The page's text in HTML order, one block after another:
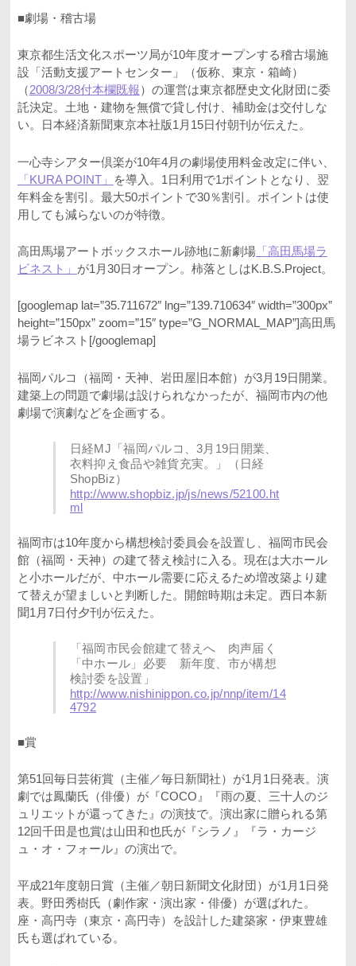
■劇場・稽古場
東京都生活文化スポーツ局が10年度オープンする稽古場施
設「活動支援アートセンター」（仮称、東京・箱崎）
（2008/3/28付本欄既報）の運営は東京都歴史文化財団に委
託決定。土地・建物を無償で貸し付け、補助金は交付しな
い。日本経済新聞東京本社版1月15日付朝刊が伝えた。
一心寺シアター倶楽が10年4月の劇場使用料金改定に伴い、
「KURA POINT」
を導入。1日利用で1ポイントとなり、翌
年料金を割引。最大50ポイントで30％割引。ポイントは使
用しても減らないのが特徴。
高田馬場アートボックスホール跡地に新劇場「高田馬場ラ
ビネスト」 が1月30日オープン。柿落としはK.B.S.Project。
[googlemap lat=”35.711672″ lng=”139.710634″ width=”300px”
height=”150px” zoom=”15″ type=”G_NORMAL_MAP”]高田馬
場ラビネスト[/googlemap]
福岡パルコ（福岡・天神、岩田屋旧本館）が3月19日開業。
建築上の問題で劇場は設けられなかったが、福岡市内の他
劇場で演劇などを企画する。
日経MJ「福岡パルコ、3月19日開業、
衣料抑え食品や雑貨充実。」（日経
ShopBiz）
http://www.shopbiz.jp/js/news/52100.ht
ml
福岡市は10年度から構想検討委員会を設置し、福岡市民会
館（福岡・天神）の建て替え検討に入る。現在は大ホール
と小ホールだが、中ホール需要に応えるため増改築より建
て替えが望ましいと判断した。開館時期は未定。西日本新
聞1月7日付夕刊が伝えた。
「福岡市民会館建て替えへ 肉声届く
「中ホール」必要 新年度、市が構想
検討委を設置」
http://www.nishinippon.co.jp/nnp/item/14
4792
■賞
第51回毎日芸術賞（主催／毎日新聞社）が1月1日発表。演
劇では鳳蘭氏（俳優）が『COCO』『雨の夏、三十人のジ
ュリエットが還ってきた』の演技で。演出家に贈られる第
12回千田是也賞は山田和也氏が『シラノ』『ラ・カージ
ュ・オ・フォール』の演出で。
平成21年度朝日賞（主催／朝日新聞文化財団）が1月1日発
表。野田秀樹氏（劇作家・演出家・俳優）が選ばれた。
座・高円寺（東京・高円寺）を設計した建築家・伊東豊雄
氏も選ばれている。